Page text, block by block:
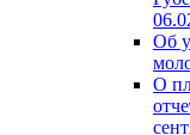
Об
О